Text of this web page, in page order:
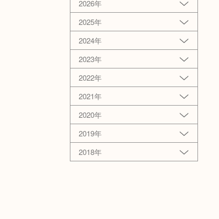
2026年
2025年
2024年
2023年
2022年
2021年
2020年
2019年
2018年